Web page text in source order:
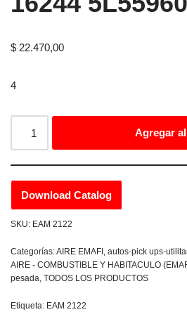
$ 22.470,00
4
Agregar
Download Catalog
SKU: EAM 2122
Categorías:AIRE EMAFI , autos-pick ups-
AIRE - COMBUSTIBLE Y HABITACULO
pesada, TODOS LOS PRODUCTOS
Etiqueta: EAM 2122